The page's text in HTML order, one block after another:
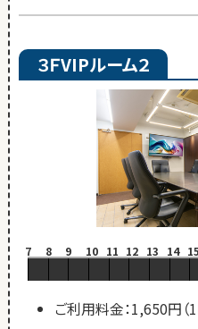
３ＦVIPルーム２
7 8 9 10 11 12 13 14 15
ご利用料金：1,650円（